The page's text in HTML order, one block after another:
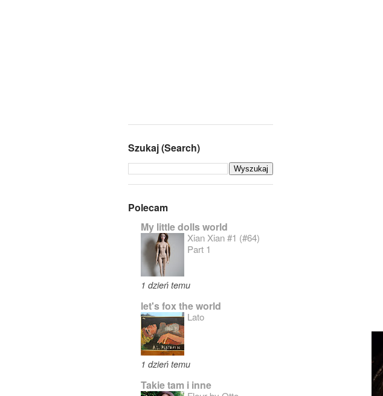
Szukaj (Search)
Polecam
My little dolls world
Xian Xian #1 (#64)
Part 1
1 dzień temu
let's fox the world
Lato
1 dzień temu
Takie tam i inne